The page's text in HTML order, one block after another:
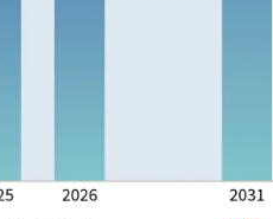
画像 © Mordor